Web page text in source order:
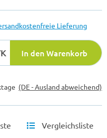
Lieferung
In den Warenkorb
(DE - Ausland abweichend)
Vergleichsliste